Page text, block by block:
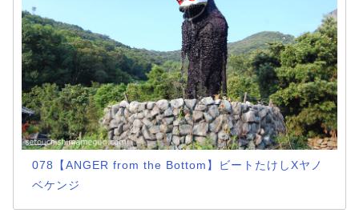
078【ANGER from the Bottom】ビートたけしXヤノ
ベケンジ